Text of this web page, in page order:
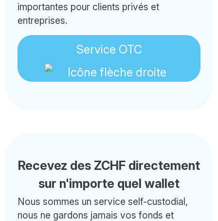
importantes pour clients privés et
entreprises.
Service OTC
Recevez des ZCHF directement
sur n'importe quel wallet
Nous sommes un service self-custodial,
nous ne gardons jamais vos fonds et